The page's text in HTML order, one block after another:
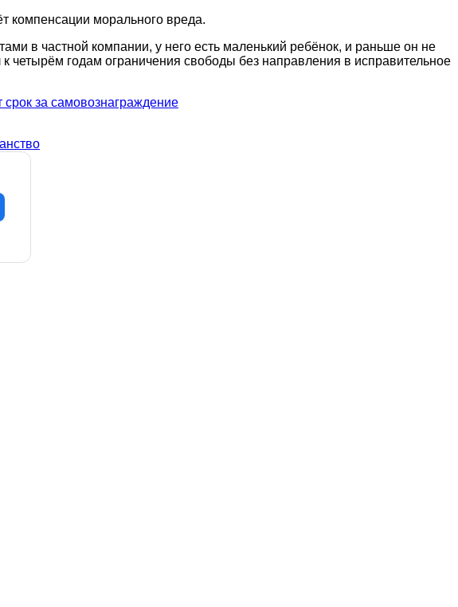
компенсации морального вреда.
в частной компании, у него есть маленький ребёнок, и раньше он не
четырём годам ограничения свободы без направления в исправительное
за самовознаграждение